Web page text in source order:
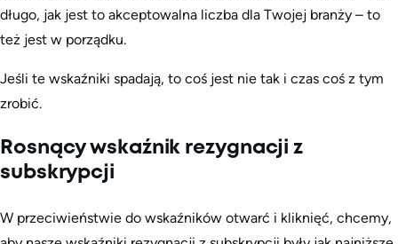
długo, jak jest to akceptowalna liczba dla Twojej branży – to
też jest w porządku.
Jeśli te wskaźniki spadają, to coś jest nie tak i czas coś z tym
zrobić.
Rosnący wskaźnik rezygnacji z
subskrypcji
W przeciwieństwie do wskaźników otwarć i kliknięć, chcemy,